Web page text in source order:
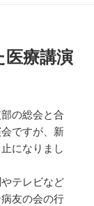
医療講演
の総会と合
ですが、新
になりまし
テレビなど
友の会の行